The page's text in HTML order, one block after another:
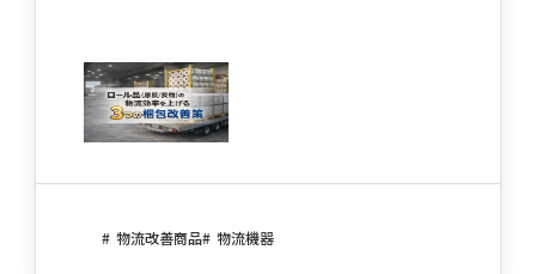
物流改善商品 物流機器